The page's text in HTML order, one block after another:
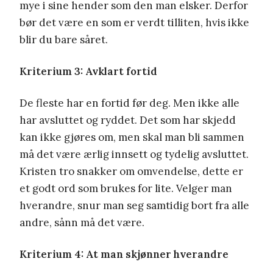
mye i sine hender som den man elsker. Derfor
bør det være en som er verdt tilliten, hvis ikke
blir du bare såret.
Kriterium 3: Avklart fortid
De fleste har en fortid før deg. Men ikke alle
har avsluttet og ryddet. Det som har skjedd
kan ikke gjøres om, men skal man bli sammen
må det være ærlig innsett og tydelig avsluttet.
Kristen tro snakker om omvendelse, dette er
et godt ord som brukes for lite. Velger man
hverandre, snur man seg samtidig bort fra alle
andre, sånn må det være.
Kriterium 4: At man skjønner hverandre